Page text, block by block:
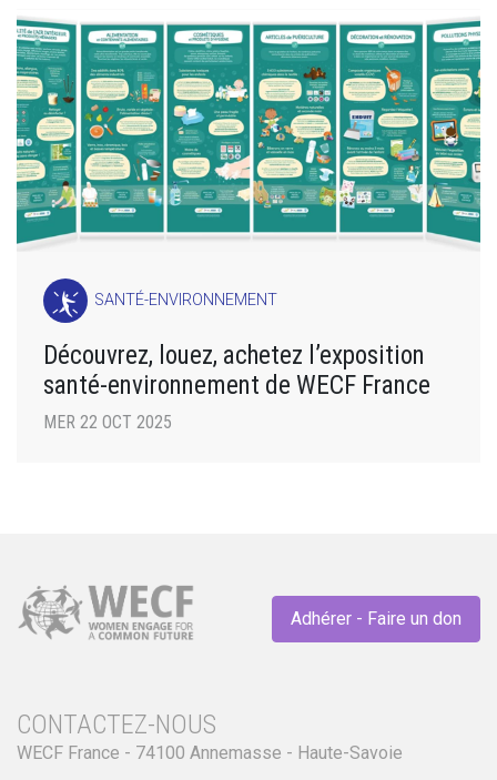
SANTÉ-ENVIRONNEMENT
Découvrez, louez, achetez l’exposition
santé-environnement de WECF France
MER 22 OCT 2025
Adhérer - Faire un don
CONTACTEZ-NOUS
WECF France - 74100 Annemasse - Haute-Savoie